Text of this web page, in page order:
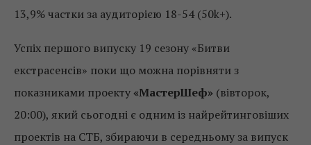
13,9% частки за аудиторією 18-54 (50k+).
Успіх першого випуску 19 сезону «Битви
екстрасенсів» поки що можна порівняти з
показниками проекту «МастерШеф» (вівторок,
20:00), який сьогодні є одним із найрейтинговіших
проектів на СТБ, збираючи в середньому за випуск